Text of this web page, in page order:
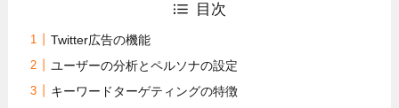
目次
Twitter広告の機能
ユーザーの分析とペルソナの設定
キーワードターゲティングの特徴